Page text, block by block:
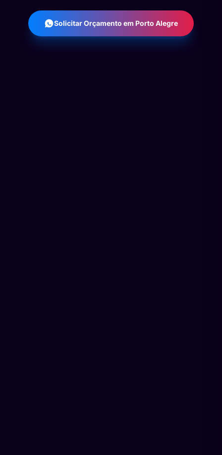
Solicitar Orçamento em Porto Alegre